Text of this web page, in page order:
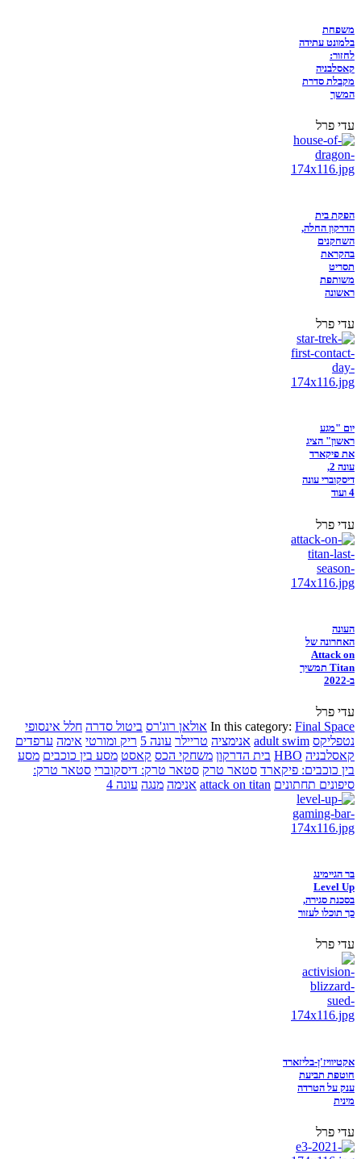
משפחת
בלמונט עתידה
לחזור:
קאסלבניה
מקבלת סדרת
המשך
עדי פרל
הפקת בית
הדרקון החלה,
השחקנים
בהקראת
תסריט
משותפת
ראשונה
עדי פרל
יום "מגע
ראשון" הציג
את פיקארד
עונה 2,
דיסקוברי עונה
4 ועוד
עדי פרל
העונה
האחרונה של
Attack on
Titan תמשיך
ב-2022
עדי פרל
In this category: Final Space אולאן רוג'רס ביטול סדרה חלל אינסופי
נטפליקס adult swim אנימציה טריילר עונה 5 ריק ומורטי אימה ערפדים
קאסלבניה HBO בית הדרקון משחקי הכס קאסט מסע בין כוכבים מסע
בין כוכבים: פיקארד סטאר טרק סטאר טרק: דיסקוברי סטאר טרק:
סיפונים תחתונים attack on titan אנימה מנגה עונה 4
בר הגיימינג
Level Up
בסכנת סגירה,
כך תוכלו לעזור
עדי פרל
אקטיוויז'ן-בליזארד
חוטפת תביעת
ענק על הטרדה
מינית
עדי פרל